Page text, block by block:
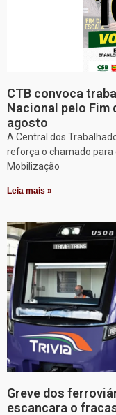
CTB convoca
Nacional pelo Fim
agosto
A Central dos
reforça o chamado para
Mobilização
Leia mais »
Greve dos
escancara o